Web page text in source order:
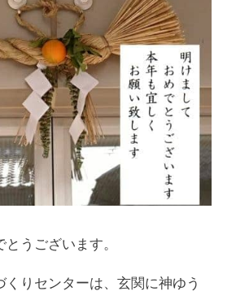
うございます。
くりセンターは、玄関に神ゆう